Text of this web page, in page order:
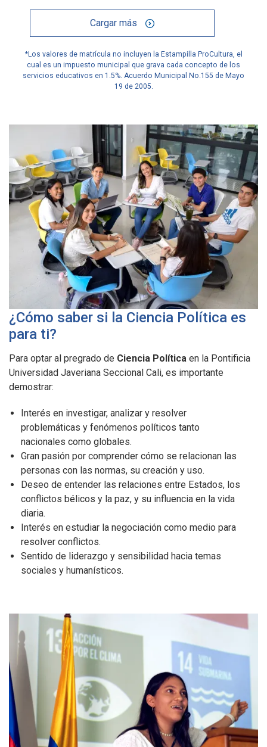
Cargar más
*Los valores de matrícula no incluyen la Estampilla ProCultura, el
cual es un impuesto municipal que grava cada concepto de los
servicios educativos en 1.5%. Acuerdo Municipal No.155 de Mayo
19 de 2005.
¿Cómo saber si la Ciencia Política es
para ti?
Para optar al pregrado de Ciencia Política en la Pontificia
Universidad Javeriana Seccional Cali, es importante
demostrar:
Interés en investigar, analizar y resolver
problemáticas y fenómenos políticos tanto
nacionales como globales.
Gran pasión por comprender cómo se relacionan las
personas con las normas, su creación y uso.
Deseo de entender las relaciones entre Estados, los
conflictos bélicos y la paz, y su influencia en la vida
diaria.
Interés en estudiar la negociación como medio para
resolver conflictos.
Sentido de liderazgo y sensibilidad hacia temas
sociales y humanísticos.